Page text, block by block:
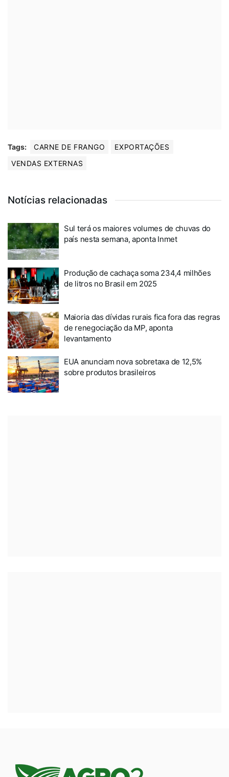
Tags: CARNE DE FRANGO
EXPORTAÇÕES
VENDAS EXTERNAS
Notícias relacionadas
Sul terá os maiores volumes de chuvas do
país nesta semana, aponta Inmet
Produção de cachaça soma 234,4 milhões
de litros no Brasil em 2025
Maioria das dívidas rurais fica fora das regras
de renegociação da MP, aponta
levantamento
EUA anunciam nova sobretaxa de 12,5%
sobre produtos brasileiros